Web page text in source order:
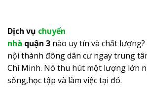
Dịch vụ chuyển
nhà quận 3 nào uy tín và chất lượng?
nội thành đông dân cư ngay trung
Chí Minh. Nó thu hút một lượng lớn
sống,học tập và làm việc tại đó.